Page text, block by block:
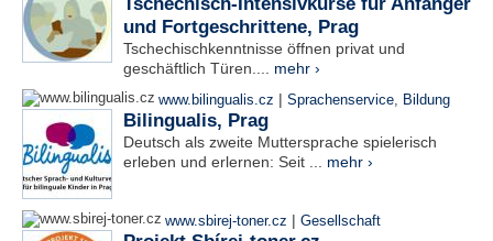
und Fortgeschrittene, Prag
Tschechischkenntnisse öffnen privat und
geschäftlich Türen.... mehr ›
www.bilingualis.cz | Sprachenservice, Bildung
Bilingualis, Prag
Deutsch als zweite Muttersprache spielerisch
erleben und erlernen: Seit ... mehr ›
www.sbirej-toner.cz | Gesellschaft